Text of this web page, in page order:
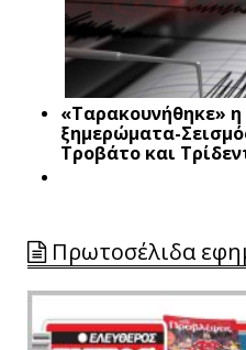
«Ταρακουνήθηκε» η
ξημερώματα-
Τροβάτο και
Πρωτοσέλιδα